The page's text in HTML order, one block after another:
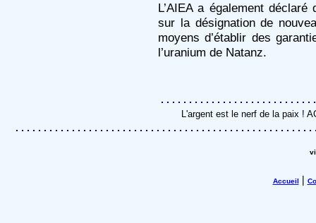
L’AIEA a également déclaré
sur la désignation de
moyens d’établir des
l’uranium de Natanz.
L'argent est le nerf de la paix !
Accueil |